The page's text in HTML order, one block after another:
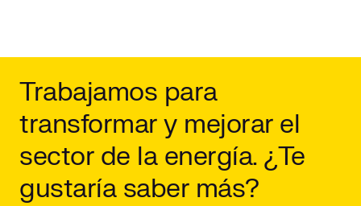
Trabajamos para
transformar y mejorar el
sector de la energía. ¿Te
gustaría saber más?